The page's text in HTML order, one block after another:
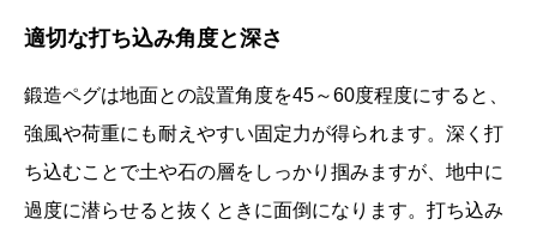
適切な打ち込み角度と深さ
鍛造ペグは地面との設置角度を45～60度程度にすると、
強風や荷重にも耐えやすい固定力が得られます。深く打
ち込むことで土や石の層をしっかり掴みますが、地中に
過度に潜らせると抜くときに面倒になります。打ち込み